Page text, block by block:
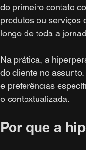
do primeiro contato
produtos ou serviços
longo de toda a
Na prática, a
do cliente no
e preferências
e contextualizada.
Por que a